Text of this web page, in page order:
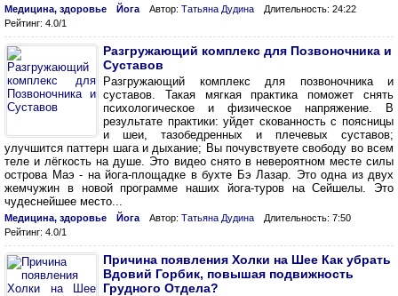
Медицина, здоровье Йога Автор: Татьяна Дудина
Длительность: 24:22
Рейтинг: 4.0/1
Разгружающий комплекс для Позвоночника и
Суставов
Разгружающий комплекс для позвоночника и
суставов. Такая мягкая практика поможет снять
психологическое и физическое напряжение. В
результате практики: уйдет скованность с поясницы
и шеи, тазобедренных и плечевых суставов;
улучшится паттерн шага и дыхание; Вы почувствуете свободу во всем
теле и лёгкость на душе. Это видео снято в невероятном месте силы
острова Маэ - на йога-площадке в бухте Бэ Лазар. Это одна из двух
жемчужин в новой программе наших йога-туров на Сейшелы. Это
чудеснейшее место...
Медицина, здоровье Йога Автор: Татьяна Дудина
Длительность: 7:50
Рейтинг: 4.0/1
Причина появления Холки на Шее Как убрать
Вдовий Горбик, повышая подвижность
Грудного Отдела?